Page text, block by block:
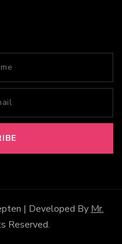
| Developed By Mr.
Reserved.